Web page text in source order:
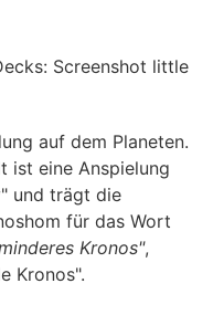
auf dem Planeten.
ist eine Anspielung
und trägt die
für das Wort
Kronos",
Kronos".